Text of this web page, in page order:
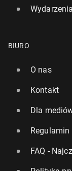
Wydarzenia
BIURO
O nas
Kontakt
Dla
Regulamin
FAQ -